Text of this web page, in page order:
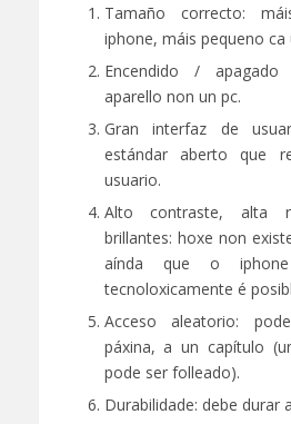
Tamaño correcto:
iphone, máis pequeno
Encendido / apagado
aparello non un pc.
Gran interfaz de
estándar aberto que
usuario.
Alto contraste, alta
brillantes: hoxe non
aínda que o
tecnoloxicamente é
Acceso aleatorio:
páxina, a un capítulo
pode ser folleado).
Durabilidade: debe durar